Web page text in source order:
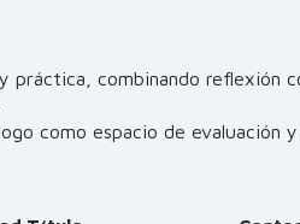
práctica, combinando reflexión
como espacio de evaluación